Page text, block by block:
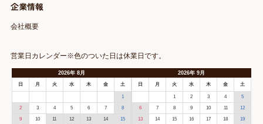
企業情報
会社概要
営業日カレンダー※色のついた日は休業日です。
2026年 8月
日 月 火 水 木 金 土
1
2 3 4 5 6 7 8
9 10 11 12 13 14 15
2026年9月
日 月 火 水 木 金 土
1 2 3 4 5
6 7 8 9 10 11 12
13 14 15 16 17 18 19